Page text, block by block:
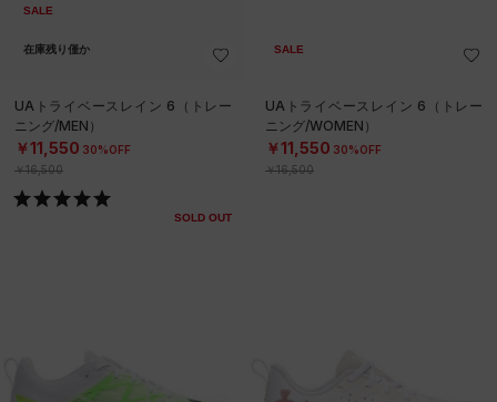
SALE
在庫残り僅か
UAトライベースレイン 6（トレー
ニング/MEN）
￥11,550 30%OFF
￥16,500
SOLD OUT
SALE
UAトライベースレイン 6（トレー
ニング/WOMEN）
￥11,550 30%OFF
￥16,500